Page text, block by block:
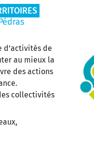
d’activités de
au mieux la
des actions
collectivités